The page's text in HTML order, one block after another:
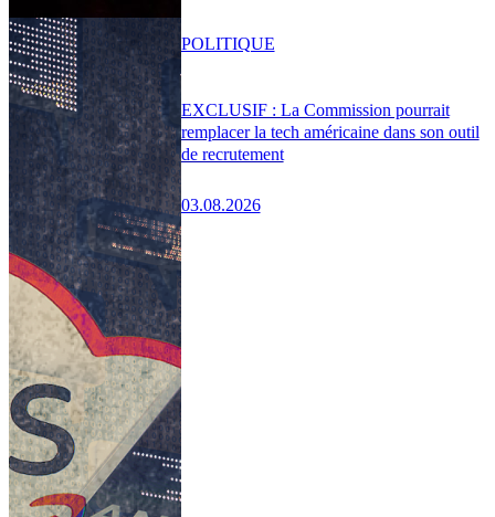
EXCLUSIF : La Commission pourrait
remplacer la tech américaine dans son outil
de recrutement
03.08.2026
POLITIQUE